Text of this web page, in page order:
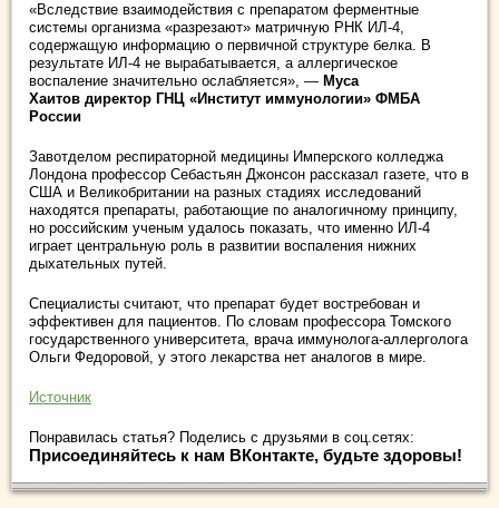
«Вследствие взаимодействия с препаратом ферментные
системы организма «разрезают» матричную РНК ИЛ-4,
содержащую информацию о первичной структуре белка. В
результате ИЛ-4 не вырабатывается, а аллергическое
воспаление значительно ослабляется», — Муса
Хаитов директор ГНЦ «Институт иммунологии» ФМБА
России
Завотделом респираторной медицины Имперского колледжа
Лондона профессор Себастьян Джонсон рассказал газете, что в
США и Великобритании на разных стадиях исследований
находятся препараты, работающие по аналогичному принципу,
но российским ученым удалось показать, что именно ИЛ-4
играет центральную роль в развитии воспаления нижних
дыхательных путей.
Специалисты считают, что препарат будет востребован и
эффективен для пациентов. По словам профессора Томского
государственного университета, врача иммунолога-аллерголога
Ольги Федоровой, у этого лекарства нет аналогов в мире.
Источник
Понравилась статья? Поделись с друзьями в соц.сетях:
Присоединяйтесь к нам ВКонтакте, будьте здоровы!